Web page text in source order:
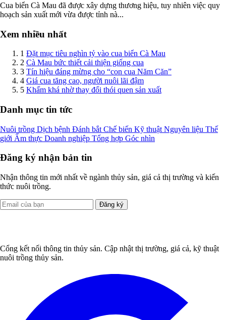
Cua biển Cà Mau đã được xây dựng thương hiệu, tuy nhiên việc quy
hoạch sản xuất mới vừa được tỉnh nà...
Xem nhiều nhất
1 Đặt mục tiêu nghìn tỷ vào cua biển Cà Mau
2 Cà Mau bức thiết cải thiện giống cua
3 Tín hiệu đáng mừng cho “con cua Năm Căn”
4 Giá cua tăng cao, người nuôi lãi đậm
5 Khấm khá nhờ thay đổi thói quen sản xuất
Danh mục tin tức
Nuôi trồng Dịch bệnh Đánh bắt Chế biến Kỹ thuật Nguyên liệu Thế
giới Ẩm thực Doanh nghiệp Tổng hợp Góc nhìn
Đăng ký nhận bản tin
Nhận thông tin mới nhất về ngành thủy sản, giá cả thị trường và kiến
thức nuôi trồng.
Đăng ký
Cổng kết nối thông tin thủy sản. Cập nhật thị trường, giá cả, kỹ thuật
nuôi trồng thủy sản.